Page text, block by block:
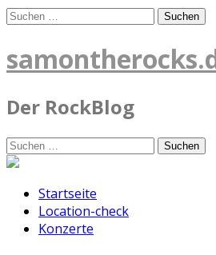
Skip
Suchen
Der RockBlog
Suchen
nach:
Startseite
Location-check
Konzerte